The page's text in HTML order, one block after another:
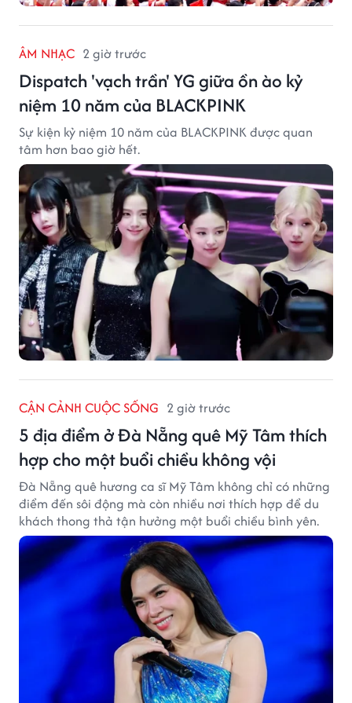
ÂM NHẠC 2 giờ trước
Dispatch 'vạch trần' YG giữa ồn ào kỷ
niệm 10 năm của BLACKPINK
Sự kiện kỷ niệm 10 năm của BLACKPINK được quan
tâm hơn bao giờ hết.
CẬN CẢNH CUỘC SỐNG 2 giờ trước
5 địa điểm ở Đà Nẵng quê Mỹ Tâm thích
hợp cho một buổi chiều không vội
Đà Nẵng quê hương ca sĩ Mỹ Tâm không chỉ có những
điểm đến sôi động mà còn nhiều nơi thích hợp để du
khách thong thả tận hưởng một buổi chiều bình yên.